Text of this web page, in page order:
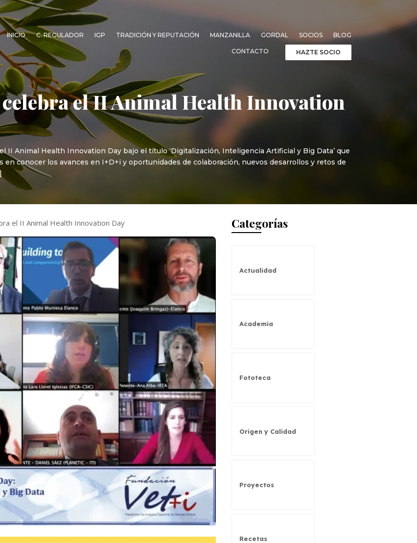
INICIO C. REGULADOR IGP TRADICIÓN Y REPUTACIÓN MANZANILLA GORDAL SOCIOS BLOG
CONTACTO HAZTE SOCIO
el II Animal Health Innovation
II Animal Health Innovation Day bajo el título ‘Digitalización, Inteligencia Artificial y Big Data’ que
en conocer los avances en I+D+i y oportunidades de colaboración, nuevos desarrollos y retos de
el II Animal Health Innovation Day Categorías
Actualidad
Academia
Fototeca
Origen y Calidad
Proyectos
Recetas